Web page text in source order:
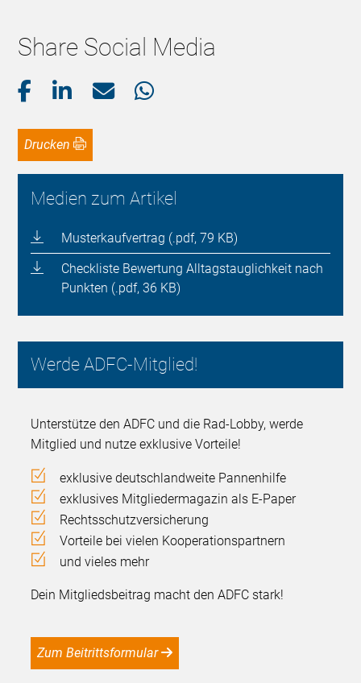
Share Social Media
Drucken
Medien zum Artikel
Musterkaufvertrag (.pdf, 79 KB)
Checkliste Bewertung Alltagstauglichkeit nach
Punkten (.pdf, 36 KB)
Werde ADFC-Mitglied!
Unterstütze den ADFC und die Rad-Lobby, werde
Mitglied und nutze exklusive Vorteile!
exklusive deutschlandweite Pannenhilfe
exklusives Mitgliedermagazin als E-Paper
Rechtsschutzversicherung
Vorteile bei vielen Kooperationspartnern
und vieles mehr
Dein Mitgliedsbeitrag macht den ADFC stark!
Zum Beitrittsformular